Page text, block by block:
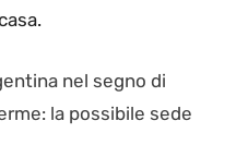
nel segno di
la possibile sede